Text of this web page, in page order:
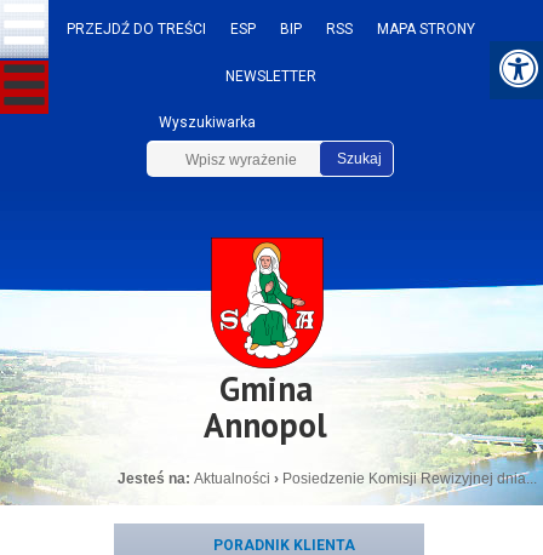
PRZEJDŹ DO TREŚCI ESP BIP RSS MAPA STRONY
NEWSLETTER
Wyszukiwarka
Szukaj
Gmina
Annopol
Jesteś na: Aktualności › Posiedzenie Komisji Rewizyjnej dnia...
PORADNIK KLIENTA